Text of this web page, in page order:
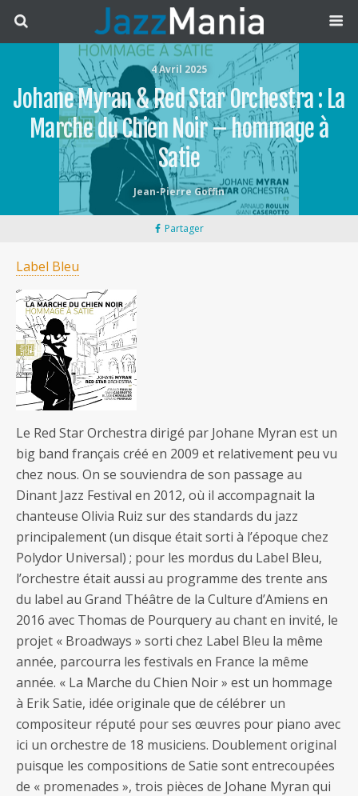
4 Avril 2025
Johane Myran & Red Star Orchestra : La
Marche du Chien Noir – hommage à
Satie
Jean-Pierre Goffin
Partager
Label Bleu
Le Red Star Orchestra dirigé par Johane Myran est un
big band français créé en 2009 et relativement peu vu
chez nous. On se souviendra de son passage au
Dinant Jazz Festival en 2012, où il accompagnait la
chanteuse Olivia Ruiz sur des standards du jazz
principalement (un disque était sorti à l’époque chez
Polydor Universal) ; pour les mordus du Label Bleu,
l’orchestre était aussi au programme des trente ans
du label au Grand Théâtre de la Culture d’Amiens en
2016 avec Thomas de Pourquery au chant en invité, le
projet « Broadways » sorti chez Label Bleu la même
année, parcourra les festivals en France la même
année. « La Marche du Chien Noir » est un hommage
à Erik Satie, idée originale que de célébrer un
compositeur réputé pour ses œuvres pour piano avec
ici un orchestre de 18 musiciens. Doublement original
puisque les compositions de Satie sont entrecoupées
de « promenades », trois pièces de Johane Myran qui